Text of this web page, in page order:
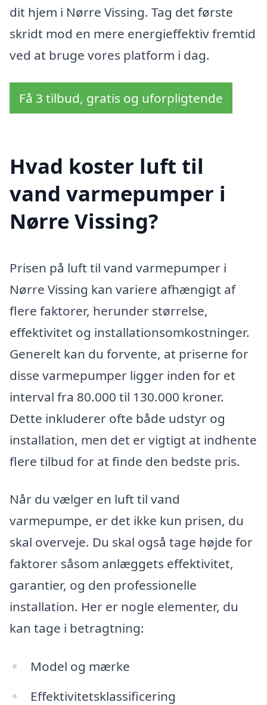
dit hjem i Nørre Vissing. Tag det første
skridt mod en mere energieffektiv fremtid
ved at bruge vores platform i dag.
Få 3 tilbud, gratis og uforpligtende
Hvad koster luft til
vand varmepumper i
Nørre Vissing?
Prisen på luft til vand varmepumper i
Nørre Vissing kan variere afhængigt af
flere faktorer, herunder størrelse,
effektivitet og installationsomkostninger.
Generelt kan du forvente, at priserne for
disse varmepumper ligger inden for et
interval fra 80.000 til 130.000 kroner.
Dette inkluderer ofte både udstyr og
installation, men det er vigtigt at indhente
flere tilbud for at finde den bedste pris.
Når du vælger en luft til vand
varmepumpe, er det ikke kun prisen, du
skal overveje. Du skal også tage højde for
faktorer såsom anlæggets effektivitet,
garantier, og den professionelle
installation. Her er nogle elementer, du
kan tage i betragtning:
Model og mærke
Effektivitetsklassificering